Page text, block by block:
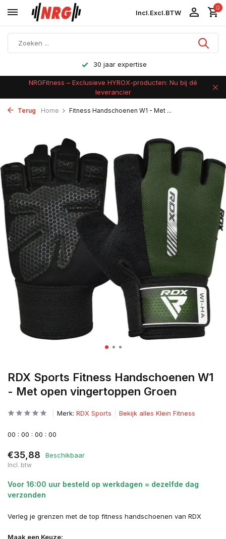
Incl.Excl.BTW
0
Achteraf betalen
NRGFitness – Exclusieve HYROX-producten: Nu bij dé
leverancier
Terug Home Fitness Handschoenen W1 - Met ...
RDX Sports Fitness Handschoenen W1
- Met open vingertoppen Groen
Merk: RDX Sports Bekijk alles Klein Fitness
00 : 00 : 00 : 00
€35,88 Beschikbaar
Incl. btw
Voor 16:00 uur besteld op werkdagen = dezelfde dag
verzonden
Verleg je grenzen met de top fitness handschoenen van RDX
Maak een Keuze: